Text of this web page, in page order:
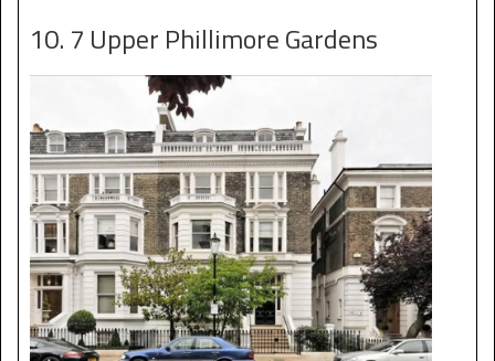
10. 7 Upper Phillimore Gardens